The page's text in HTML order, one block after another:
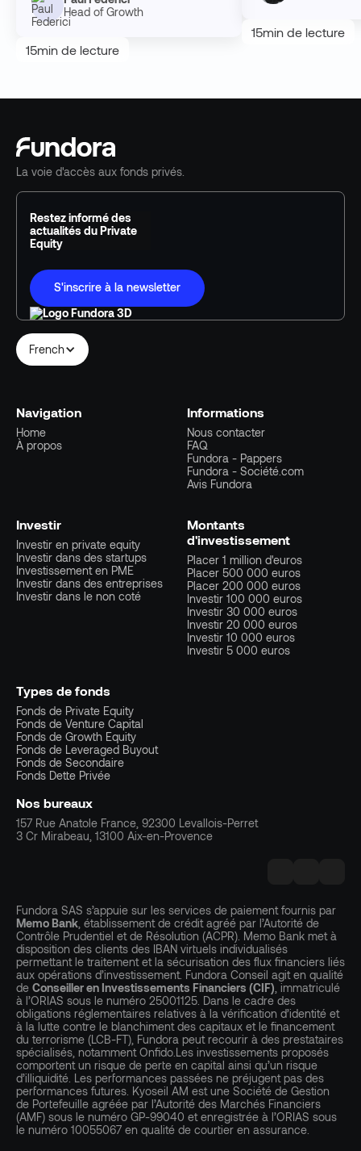
Head of Growth
15min de lecture
15min de lecture
La voie d'accès aux fonds privés.
Restez informé des
actualités du Private
Equity
S'inscrire à la newsletter
French
Navigation
Home
À propos
Informations
Nous contacter
FAQ
Fundora - Pappers
Fundora - Société.com
Avis Fundora
Investir
Investir en private equity
Investir dans des startups
Investissement en PME
Investir dans des entreprises
Investir dans le non coté
Montants
d'investissement
Placer 1 million d'euros
Placer 500 000 euros
Placer 200 000 euros
Investir 100 000 euros
Investir 30 000 euros
Investir 20 000 euros
Investir 10 000 euros
Investir 5 000 euros
Types de fonds
Fonds de Private Equity
Fonds de Venture Capital
Fonds de Growth Equity
Fonds de Leveraged Buyout
Fonds de Secondaire
Fonds Dette Privée
Nos bureaux
157 Rue Anatole France, 92300 Levallois-Perret
3 Cr Mirabeau, 13100 Aix-en-Provence
Fundora SAS s’appuie sur les services de paiement fournis par
Memo Bank, établissement de crédit agréé par l’Autorité de
Contrôle Prudentiel et de Résolution (ACPR). Memo Bank met à
disposition des clients des IBAN virtuels individualisés
permettant le traitement et la sécurisation des flux financiers liés
aux opérations d’investissement. Fundora Conseil agit en qualité
de Conseiller en Investissements Financiers (CIF), immatriculé
à l’ORIAS sous le numéro 25001125. Dans le cadre des
obligations réglementaires relatives à la vérification d’identité et
à la lutte contre le blanchiment des capitaux et le financement
du terrorisme (LCB-FT), Fundora peut recourir à des prestataires
spécialisés, notamment Onfido.Les investissements proposés
comportent un risque de perte en capital ainsi qu’un risque
d’illiquidité. Les performances passées ne préjugent pas des
performances futures. Kyoseil AM est une Société de Gestion
de Portefeuille agréée par l’Autorité des Marchés Financiers
(AMF) sous le numéro GP-99040 et enregistrée à l’ORIAS sous
le numéro 10055067 en qualité de courtier en assurance.